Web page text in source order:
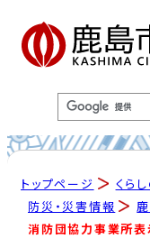
トップページ くら
防災・災害情報
消防団協力事業所表